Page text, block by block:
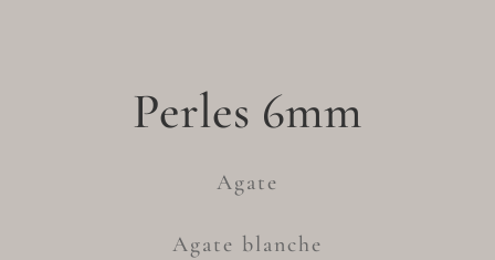
Perles 6mm
Agate
Agate blanche